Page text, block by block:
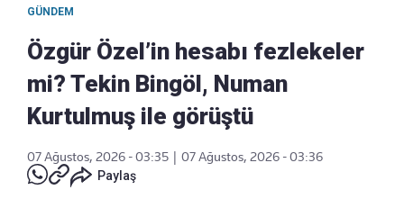
GÜNDEM
Özgür Özel’in hesabı fezlekeler
mi? Tekin Bingöl, Numan
Kurtulmuş ile görüştü
07 Ağustos, 2026 - 03:35
07 Ağustos, 2026 - 03:36
Paylaş